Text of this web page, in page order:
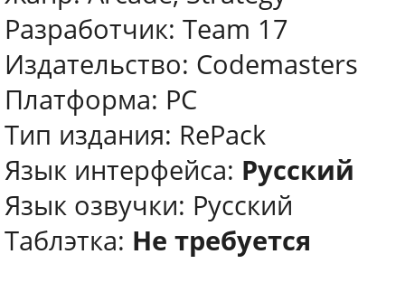
Разработчик: Team 17
Издательство: Codemasters
Платформа: PC
Тип издания: RePack
Язык интерфейса: Русский
Язык озвучки: Русский
Таблэтка: Не требуется